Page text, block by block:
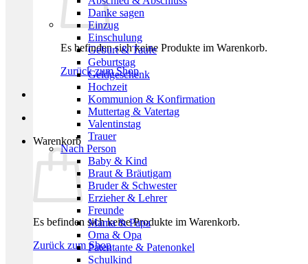
Es befinden sich keine Produkte im Warenkorb.
Zurück zum Shop
Warenkorb
Es befinden sich keine Produkte im Warenkorb.
Zurück zum Shop
Danke sagen
Einzug
Einschulung
Geburt & Taufe
Geburtstag
Geldgeschenk
Hochzeit
Kommunion & Konfirmation
Muttertag & Vatertag
Valentinstag
Trauer
Nach Person
Baby & Kind
Braut & Bräutigam
Bruder & Schwester
Erzieher & Lehrer
Freunde
Mama & Papa
Oma & Opa
Patentante & Patenonkel
Schulkind